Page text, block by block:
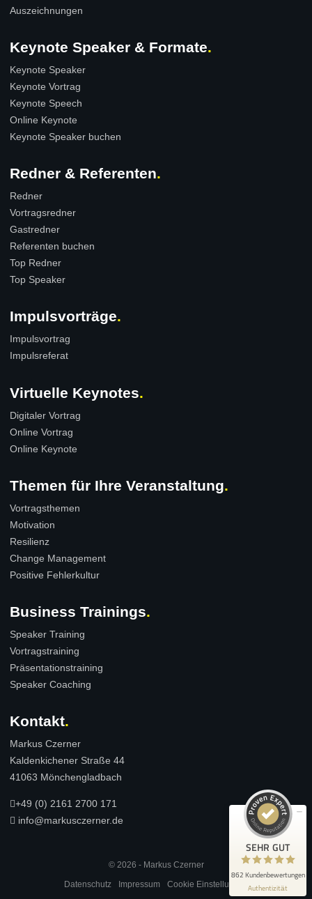
Auszeichnungen
Keynote Speaker & Formate
Keynote Speaker
Keynote Vortrag
Keynote Speech
Online Keynote
Keynote Speaker buchen
Redner & Referenten
Redner
Vortragsredner
Gastredner
Referenten buchen
Top Redner
Top Speaker
Impulsvorträge
Impulsvortrag
Impulsreferat
Virtuelle Keynotes
Digitaler Vortrag
Online Vortrag
Online Keynote
Themen für Ihre Veranstaltung
Vortragsthemen
Motivation
Resilienz
Change Management
Positive Fehlerkultur
Business Trainings
Speaker Training
Vortragstraining
Präsentationstraining
Speaker Coaching
Kontakt
Markus Czerner
Kaldenkichener Straße 44
41063 Mönchengladbach
+49 (0) 2161 2700 171
info@markusczerner.de
© 2026 - Markus Czerner
Datenschutz
Impressum Cookie Einstellungen
SEHR GUT
862 Kundenbewertungen
Authentizität
316
Bewertungen auf
ProvenExpert.com
Blick aufs ProvenExpert-Profil werfen
9.8.2026